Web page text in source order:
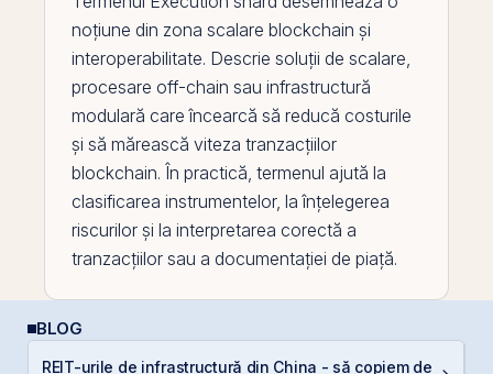
noțiune din zona scalare blockchain și
interoperabilitate. Descrie soluții de scalare,
procesare off-chain sau infrastructură
modulară care încearcă să reducă costurile
și să mărească viteza tranzacțiilor
blockchain. În practică, termenul ajută la
clasificarea instrumentelor, la înțelegerea
riscurilor și la interpretarea corectă a
tranzacțiilor sau a documentației de piață.
BLOG
REIT-urile de infrastructură din China - să copiem de